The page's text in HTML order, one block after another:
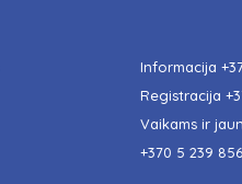
Informacija
Registracija
Vaikams ir
+370 5 239